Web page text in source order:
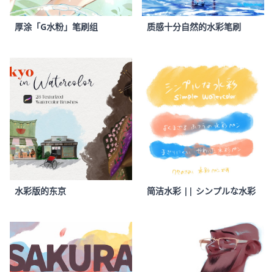
厚涂「G水粉」笔刷组 质感十分自然的水彩笔刷
水彩版的东京 简洁水彩 || シンプルな水彩